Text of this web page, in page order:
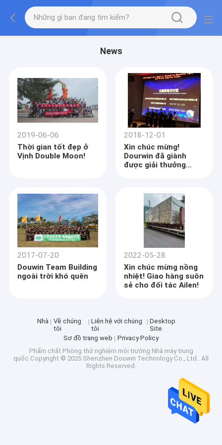
News
2019-06-06
Thời gian tốt đẹp ở
Vịnh Double Moon!
2018-12-01
Xin chúc mừng!
Dourwin đã giành
được giải thưởng
Huawei
2017-07-20
Douwin Team Building
ngoài trời khó quên
2022-05-28
Xin chúc mừng nồng
nhiệt! Giao hàng suôn
sẻ cho đối tác Ailen!
Nhà
Về chúng
tôi
Liên hệ với chúng
tôi
Desktop
Site
Sơ đồ trang web
Privacy Policy
Phẩm chất Phòng thử nghiệm môi trường Nhà máy trung
quốc.Copyright © 2025 Shenzhen Douwin Technology Co., Ltd.. All
Rights Reserved.